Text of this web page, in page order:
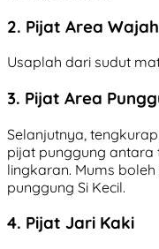
2. Pijat Area Wajah
Usaplah dari sudut
3. Pijat Area
Selanjutnya,
pijat punggung
lingkaran. Mums
punggung Si Kecil.
4. Pijat Jari Kaki